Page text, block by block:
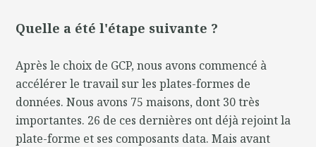
Quelle a été l'étape suivante ?
Après le choix de GCP, nous avons commencé à
accélérer le travail sur les plates-formes de
données. Nous avons 75 maisons, dont 30 très
importantes. 26 de ces dernières ont déjà rejoint la
plate-forme et ses composants data. Mais avant